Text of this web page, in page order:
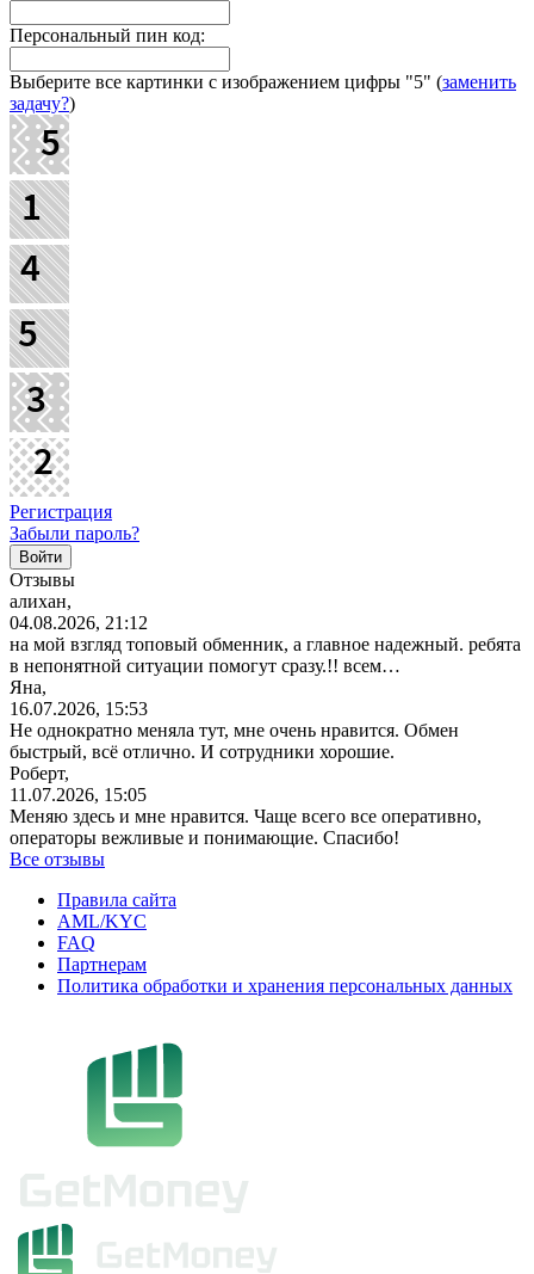
Персональный пин код:
Выберите все картинки с изображением цифры "5" (заменить
задачу?)
Регистрация
Забыли пароль?
Отзывы
алихан,
04.08.2026, 21:12
на мой взгляд топовый обменник, а главное надежный. ребята
в непонятной ситуации помогут сразу.!! всем…
Яна,
16.07.2026, 15:53
Не однократно меняла тут, мне очень нравится. Обмен
быстрый, всё отлично. И сотрудники хорошие.
Роберт,
11.07.2026, 15:05
Меняю здесь и мне нравится. Чаще всего все оперативно,
операторы вежливые и понимающие. Спасибо!
Все отзывы
Правила сайта
AML/KYC
FAQ
Партнерам
Политика обработки и хранения персональных данных